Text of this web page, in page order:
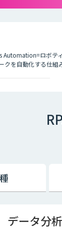
Automation=ロボテ
クを自動化する仕
アプリケーションの
の妨げとなる要素
によって自動化
としますし、体調に
ともできます。ま
データ分